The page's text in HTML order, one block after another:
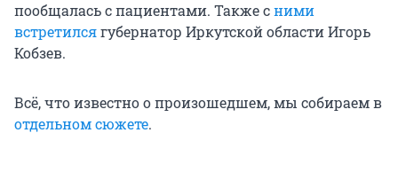
пообщалась с пациентами. Также сними
встретилсягубернатор Иркутской области Игорь
Кобзев.
Всё, что известно о произошедшем, мы собираем в
отдельном сюжете.